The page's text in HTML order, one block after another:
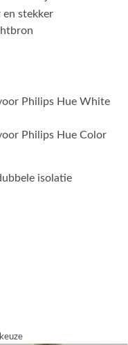
en stekker
Philips Hue White
Philips Hue Color
isolatie